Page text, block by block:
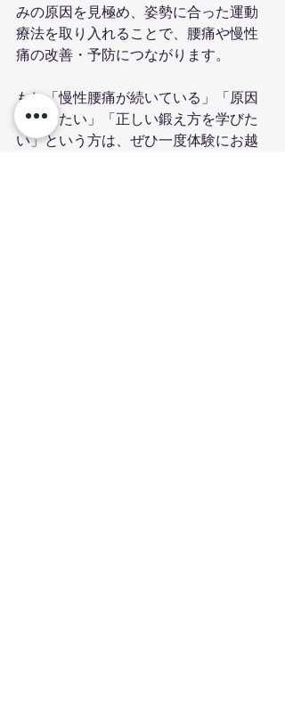
みの原因を見極め、姿勢に合った運動
療法を取り入れることで、腰痛や慢性
痛の改善・予防につながります。
もし「慢性腰痛が続いている」「原因
が知りたい」「正しい鍛え方を学びた
い」という方は、ぜひ一度体験にお越